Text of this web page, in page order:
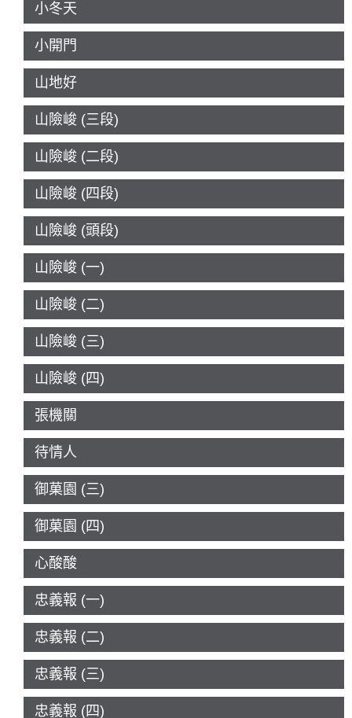
小冬天
小開門
山地好
山險峻 (三段)
山險峻 (二段)
山險峻 (四段)
山險峻 (頭段)
山險峻 (一)
山險峻 (二)
山險峻 (三)
山險峻 (四)
張機關
待情人
御菓園 (三)
御菓園 (四)
心酸酸
忠義報 (一)
忠義報 (二)
忠義報 (三)
忠義報 (四)